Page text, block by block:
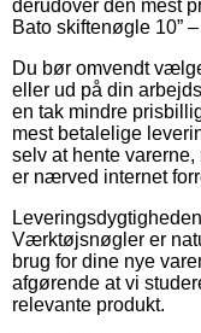
derudover den mest
Bato skiftenøgle 10”
Du bør omvendt
eller ud på din
en tak mindre
mest betalelige
selv at hente
er nærved internet
Værktøjsnøgler er
brug for dine nye
afgørende at vi
relevante produkt.